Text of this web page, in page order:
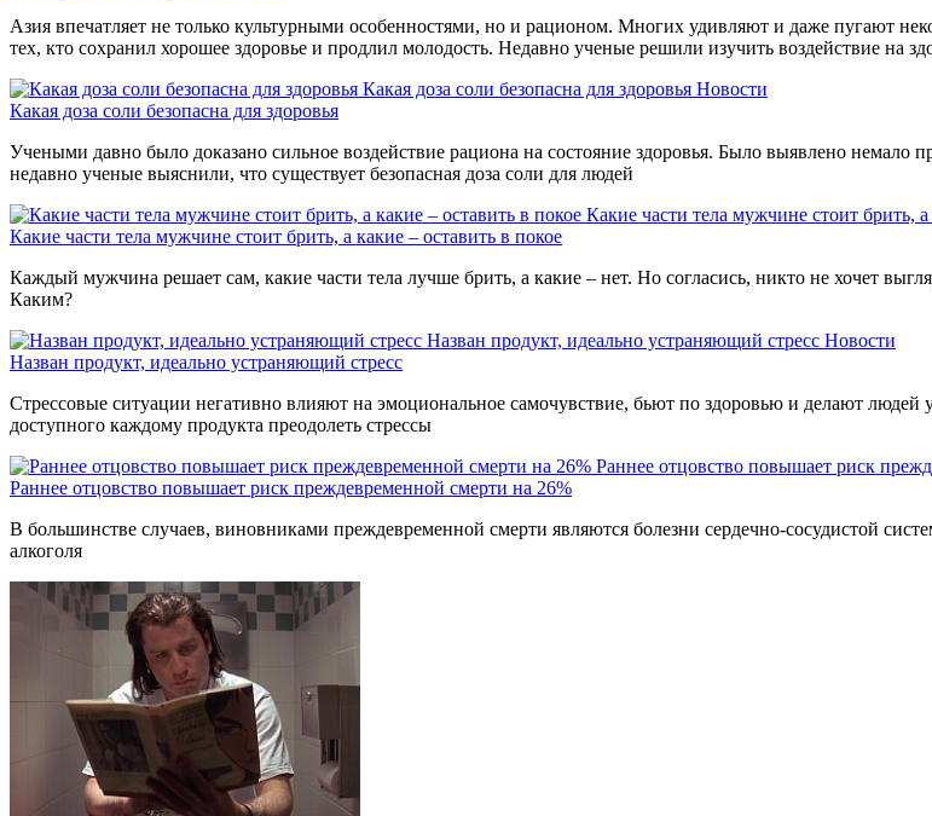
Азия впечатляет не только культурными особенностями, но и рационом. Многих удивляют и даже пугают
тех, кто сохранил хорошее здоровье и продлил молодость. Недавно ученые решили изучить воздействие на
Какая доза соли безопасна для здоровья Новости
Какая доза соли безопасна для здоровья
Учеными давно было доказано сильное воздействие рациона на состояние здоровья. Было выявлено
недавно ученые выяснили, что существует безопасная доза соли для людей
Какие части тела мужчине стоит брить,
Какие части тела мужчине стоит брить, а какие – оставить в покое
Каждый мужчина решает сам, какие части тела лучше брить, а какие – нет. Но согласись, никто не хочет
Каким?
Назван продукт, идеально устраняющий стресс Новости
Назван продукт, идеально устраняющий стресс
Стрессовые ситуации негативно влияют на эмоциональное самочувствие, бьют по здоровью и делают
доступного каждому продукта преодолеть стрессы
Раннее отцовство повышает риск
Раннее отцовство повышает риск преждевременной смерти на 26%
В большинстве случаев, виновниками преждевременной смерти являются болезни сердечно-сосудистой
алкоголя